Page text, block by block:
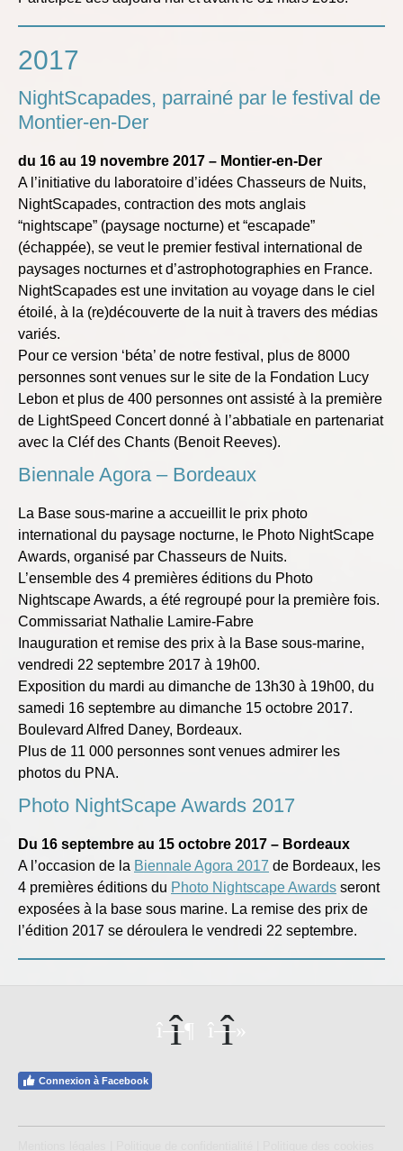
2017
NightScapades, parrainé par le festival de
Montier-en-Der
du 16 au 19 novembre 2017 – Montier-en-Der
A l’initiative du laboratoire d’idées Chasseurs de Nuits,
NightScapades, contraction des mots anglais
“nightscape” (paysage nocturne) et “escapade”
(échappée), se veut le premier festival international de
paysages nocturnes et d’astrophotographies en France.
NightScapades est une invitation au voyage dans le ciel
étoilé, à la (re)découverte de la nuit à travers des médias
variés.
Pour ce version ‘béta’ de notre festival, plus de 8000
personnes sont venues sur le site de la Fondation Lucy
Lebon et plus de 400 personnes ont assisté à la première
de LightSpeed Concert donné à l’abbatiale en partenariat
avec la Cléf des Chants (Benoit Reeves).
Biennale Agora – Bordeaux
La Base sous-marine a accueillit le prix photo
international du paysage nocturne, le Photo NightScape
Awards, organisé par Chasseurs de Nuits.
L’ensemble des 4 premières éditions du Photo
Nightscape Awards, a été regroupé pour la première fois.
Commissariat Nathalie Lamire-Fabre
Inauguration et remise des prix à la Base sous-marine,
vendredi 22 septembre 2017 à 19h00.
Exposition du mardi au dimanche de 13h30 à 19h00, du
samedi 16 septembre au dimanche 15 octobre 2017.
Boulevard Alfred Daney, Bordeaux.
Plus de 11 000 personnes sont venues admirer les
photos du PNA.
Photo NightScape Awards 2017
Du 16 septembre au 15 octobre 2017 – Bordeaux
A l’occasion de la Biennale Agora 2017 de Bordeaux, les
4 premières éditions du Photo Nightscape Awards seront
exposées à la base sous marine. La remise des prix de
l’édition 2017 se déroulera le vendredi 22 septembre.
Connexion à Facebook